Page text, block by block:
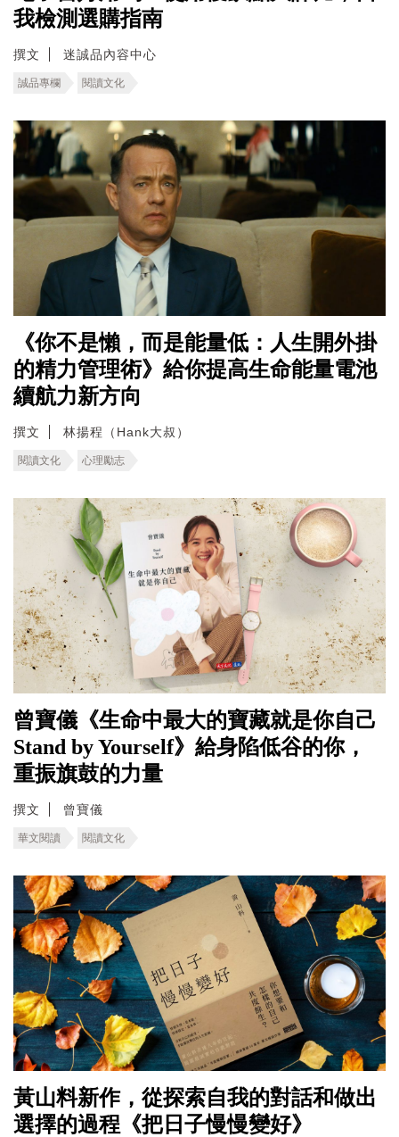
我檢測選購指南
撰文 迷誠品內容中心
誠品專欄 閱讀文化
《你不是懶，而是能量低：人生開外掛
的精力管理術》給你提高生命能量電池
續航力新方向
撰文 林揚程（Hank大叔）
閱讀文化 心理勵志
曾寶儀《生命中最大的寶藏就是你自己
Stand by Yourself》給身陷低谷的你，
重振旗鼓的力量
撰文 曾寶儀
華文閱讀 閱讀文化
黃山料新作，從探索自我的對話和做出
選擇的過程《把日子慢慢變好》